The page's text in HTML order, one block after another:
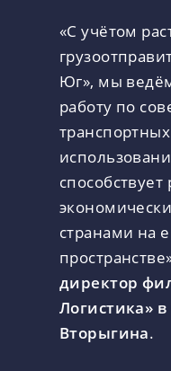
«С учётом
Юг», мы
работу по
странами на
директор
Логистика»
Вторыгина.